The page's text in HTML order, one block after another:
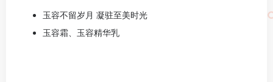
玉容不留岁月 凝驻至美时光
玉容霜、玉容精华乳